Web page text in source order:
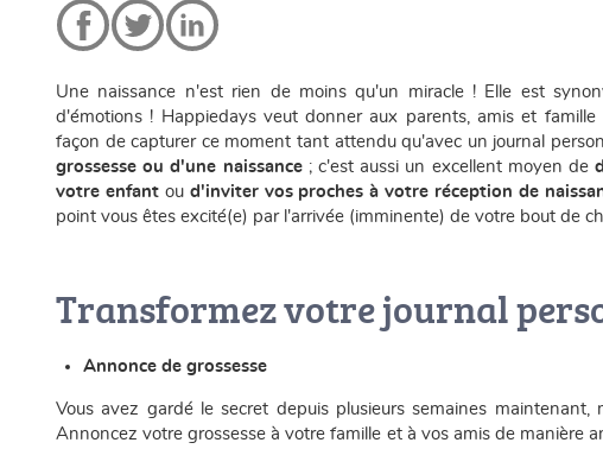
Une naissance n'est rien de moins qu'un miracle ! Elle est
d'émotions ! Happiedays veut donner aux parents, amis et
façon de capturer ce moment tant attendu qu'avec un journal
grossesse ou d'une naissance; c'est aussi un excellent moyen de
votre enfantou d'inviter vos proches à votre réception de
point vous êtes excité(e) par l'arrivée (imminente) de votre bout de
Transformez votre journal
Annonce de grossesse
Vous avez gardé le secret depuis plusieurs semaines
Annoncez votre grossesse à votre famille et à vos amis de manière